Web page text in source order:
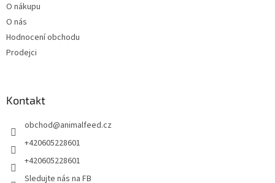
O nákupu
O nás
Hodnocení obchodu
Prodejci
Kontakt
obchod@animalfeed.cz
+420605228601
+420605228601
Sledujte nás na FB